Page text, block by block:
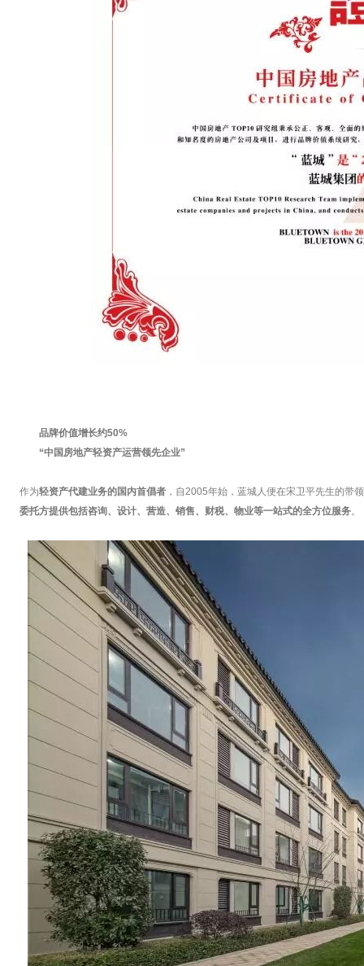
品牌价值增长约50%
“中国房地产轻资产运营领先企业”
作为轻资产代建业务的国内首倡者 ，自2005年始，蓝城人便在宋卫平先生的带
委托方提供包括咨询、设计、营造、销售、财税、物业等一站式的全方位服务。